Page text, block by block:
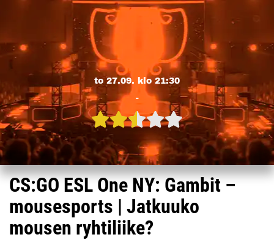
to 27.09. klo 21:30
-
CS:GO ESL One NY: Gambit –
mousesports | Jatkuuko
mousen ryhtiliike?